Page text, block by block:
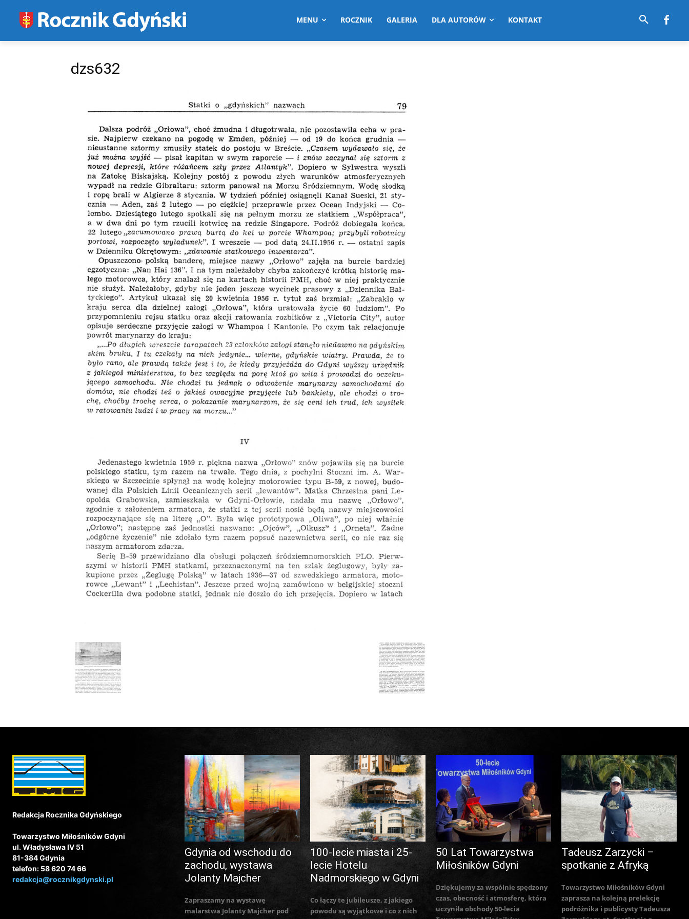
MENU ROCZNIK GALERIA DLA AUTORÓW KONTAKT
dzs632
Redakcja Rocznika Gdyńskiego
Towarzystwo Miłośników Gdyni
ul. Władysława IV 51
81-384 Gdynia
telefon: 58 620 74 66
redakcja@rocznikgdynski.pl
Gdynia od wschodu do
zachodu, wystawa
Jolanty Majcher
Zapraszamy na wystawę
malarstwa Jolanty Majcher pod
100-lecie miasta i 25-
lecie Hotelu
Nadmorskiego w Gdyni
Co łączy te jubileusze, z jakiego
powodu są wyjątkowe i co z nich
50 Lat Towarzystwa
Miłośników Gdyni
Dziękujemy za wspólnie spędzony
czas, obecność i atmosferę, która
uczyniła obchody 50-lecia
Tadeusz Zarzycki –
spotkanie z Afryką
Towarzystwo Miłośników Gdyni
zaprasza na kolejną prelekcję
podróżnika i publicysty Tadeusza